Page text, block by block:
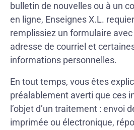
bulletin de nouvelles ou à un
en ligne, Enseignes X.L.
remplissiez un formulaire
adresse de courriel et
informations personnelles.
En tout temps, vous êtes
préalablement averti que ces
l’objet d’un traitement : envoi
imprimée ou électronique,